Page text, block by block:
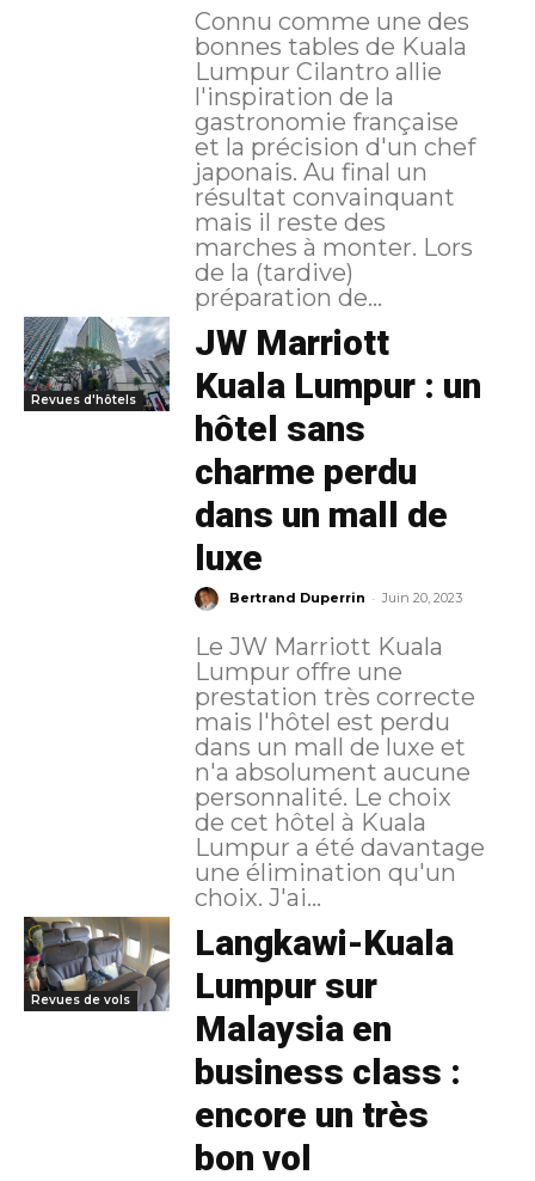
Connu comme une des
bonnes tables de Kuala
Lumpur Cilantro allie
l'inspiration de la
gastronomie française
et la précision d'un chef
japonais. Au final un
résultat convainquant
mais il reste des
marches à monter. Lors
de la (tardive)
préparation de...
Revues d'hôtels
JW Marriott
Kuala Lumpur : un
hôtel sans
charme perdu
dans un mall de
luxe
Bertrand Duperrin - Juin 20, 2023
Le JW Marriott Kuala
Lumpur offre une
prestation très correcte
mais l'hôtel est perdu
dans un mall de luxe et
n'a absolument aucune
personnalité. Le choix
de cet hôtel à Kuala
Lumpur a été davantage
une élimination qu'un
choix. J'ai...
Revues de vols
Langkawi-Kuala
Lumpur sur
Malaysia en
business class :
encore un très
bon vol